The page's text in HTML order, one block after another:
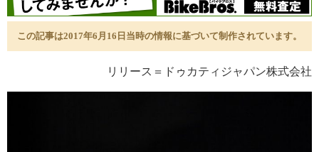
この記事は2017年6月16日当時の情報に基づいて制作されています。
リリース＝ドゥカティジャパン株式会社